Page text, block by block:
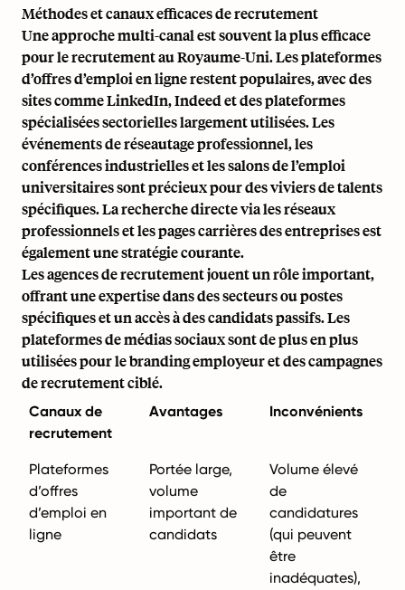
Méthodes et canaux efficaces de recrutement
Une approche multi-canal est souvent la plus efficace
pour le recrutement au Royaume-Uni. Les plateformes
d’offres d’emploi en ligne restent populaires, avec des
sites comme LinkedIn, Indeed et des plateformes
spécialisées sectorielles largement utilisées. Les
événements de réseautage professionnel, les
conférences industrielles et les salons de l’emploi
universitaires sont précieux pour des viviers de talents
spécifiques. La recherche directe via les réseaux
professionnels et les pages carrières des entreprises est
également une stratégie courante.
Les agences de recrutement jouent un rôle important,
offrant une expertise dans des secteurs ou postes
spécifiques et un accès à des candidats passifs. Les
plateformes de médias sociaux sont de plus en plus
utilisées pour le branding employeur et des campagnes
de recrutement ciblé.
Canaux de
recrutement
Avantages Inconvénients
Plateformes
d’offres
d’emploi en
ligne
Portée large,
volume
important de
candidats
Volume élevé
de
candidatures
(qui peuvent
être
inadéquates),